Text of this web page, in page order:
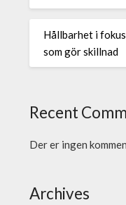
Hållbarhet i
som gör skillnad
Recent
Der er ingen
Archives